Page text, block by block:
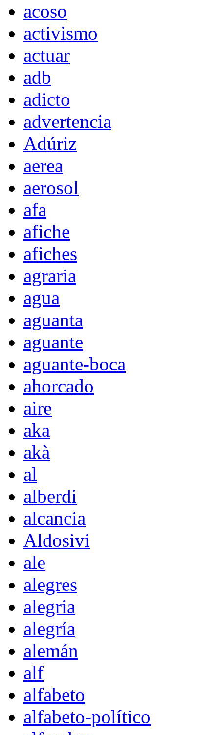
acoso
activismo
actuar
adb
adicto
advertencia
Adúriz
aerea
aerosol
afa
afiche
afiches
agraria
agua
aguanta
aguante
aguante-boca
ahorcado
aire
aka
akà
al
alberdi
alcancia
Aldosivi
ale
alegres
alegria
alegría
alemán
alf
alfabeto
alfabeto-político